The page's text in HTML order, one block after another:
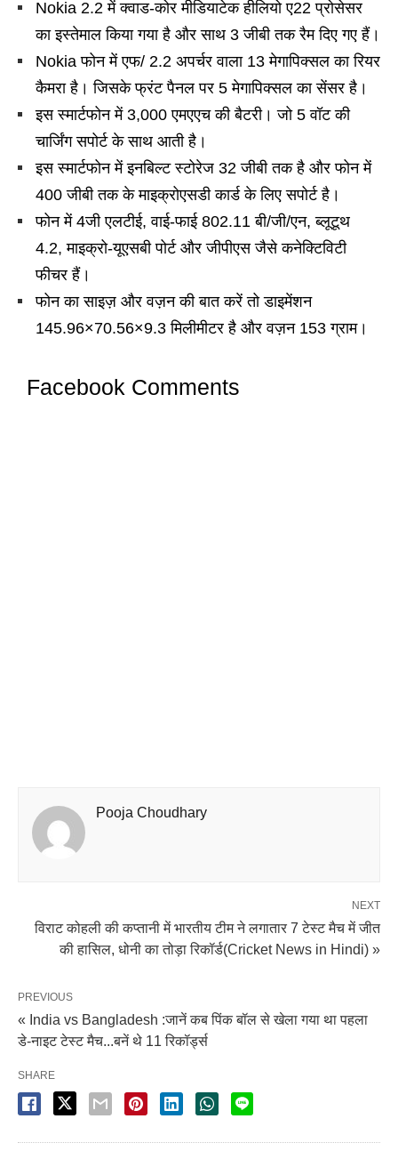
Nokia 2.2 में क्वाड-कोर मीडियाटेक हीलियो ए22 प्रोसेसर
का इस्तेमाल किया गया है और साथ 3 जीबी तक रैम दिए गए हैं।
Nokia फोन में एफ/ 2.2 अपर्चर वाला 13 मेगापिक्सल का रियर
कैमरा है। जिसके फ्रंट पैनल पर 5 मेगापिक्सल का सेंसर है।
इस स्मार्टफोन में 3,000 एमएएच की बैटरी। जो 5 वॉट की
चार्जिंग सपोर्ट के साथ आती है।
इस स्मार्टफोन में इनबिल्ट स्टोरेज 32 जीबी तक है और फोन में
400 जीबी तक के माइक्रोएसडी कार्ड के लिए सपोर्ट है।
फोन में 4जी एलटीई, वाई-फाई 802.11 बी/जी/एन, ब्लूटूथ
4.2, माइक्रो-यूएसबी पोर्ट और जीपीएस जैसे कनेक्टिविटी
फीचर हैं।
फोन का साइज़ और वज़न की बात करें तो डाइमेंशन
145.96×70.56×9.3 मिलीमीटर है और वज़न 153 ग्राम।
Facebook Comments
Pooja Choudhary
NEXT
विराट कोहली की कप्तानी में भारतीय टीम ने लगातार 7 टेस्ट मैच में जीत
की हासिल, धोनी का तोड़ा रिकॉर्ड(Cricket News in Hindi) »
PREVIOUS
« India vs Bangladesh :जानें कब पिंक बॉल से खेला गया था पहला
डे-नाइट टेस्ट मैच...बनें थे 11 रिकॉर्ड्स
SHARE